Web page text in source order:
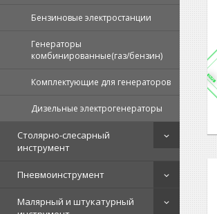
Бензиновые электростанции
Генераторы
комбинированные(газ/бензин)
Комплектующие для генераторов
Дизельные электрогенераторы
Столярно-слесарный
инструмент
Пневмоинструмент
Малярный и штукатурный